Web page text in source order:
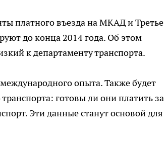
платного въезда на МКАД и Третье
до конца 2014 года. Об этом
к департаменту транспорта.
опыта. Также будет
готовы ли они платить за
Эти данные станут основой для